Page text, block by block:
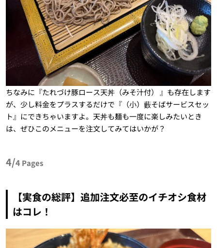
ちなみに『たれづけ豚ロース天丼（みそ汁付） 』も存在します
が、少し料金をプラスするだけで『（小）藪そばサービスセッ
ト』にできちゃいますよ。天丼も麺も一度に楽しみたいとき
は、ぜひこのメニューを注文してみてはいかが？
4/4 Pages
【実食の総評】追加注文必至のイチオシ食材
はコレ！